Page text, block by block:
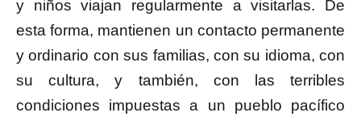
y niños viajan regularmente a visitarlas. De
esta forma, mantienen un contacto permanente
y ordinario con sus familias, con su idioma, con
su cultura, y también, con las terribles
condiciones impuestas a un pueblo pacífico